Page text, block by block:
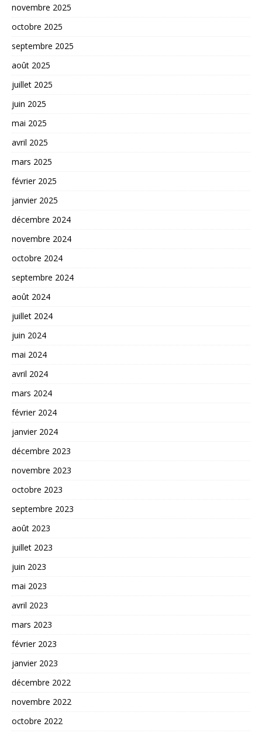
novembre 2025
octobre 2025
septembre 2025
août 2025
juillet 2025
juin 2025
mai 2025
avril 2025
mars 2025
février 2025
janvier 2025
décembre 2024
novembre 2024
octobre 2024
septembre 2024
août 2024
juillet 2024
juin 2024
mai 2024
avril 2024
mars 2024
février 2024
janvier 2024
décembre 2023
novembre 2023
octobre 2023
septembre 2023
août 2023
juillet 2023
juin 2023
mai 2023
avril 2023
mars 2023
février 2023
janvier 2023
décembre 2022
novembre 2022
octobre 2022